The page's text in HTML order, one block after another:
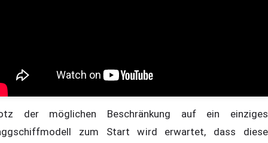
der möglichen Beschränkung auf ein einziges
zum Start wird erwartet, dass diese